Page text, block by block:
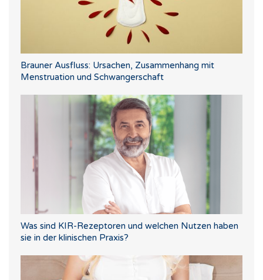
Brauner Ausfluss: Ursachen, Zusammenhang mit
Menstruation und Schwangerschaft
Was sind KIR-Rezeptoren und welchen Nutzen haben
sie in der klinischen Praxis?